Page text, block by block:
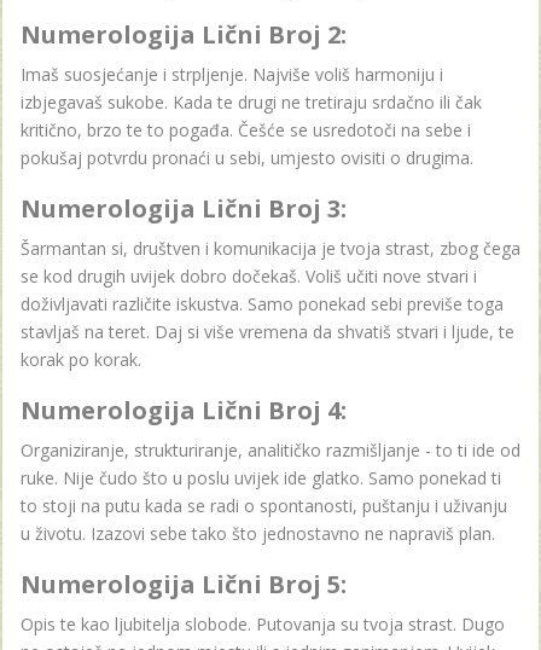
Numerologija Lični Broj 2:
Imaš suosjećanje i strpljenje. Najviše voliš harmoniju i
izbjegavaš sukobe. Kada te drugi ne tretiraju srdačno ili čak
kritično, brzo te to pogađa. Češće se usredotoči na sebe i
pokušaj potvrdu pronaći u sebi, umjesto ovisiti o drugima.
Numerologija Lični Broj 3:
Šarmantan si, društven i komunikacija je tvoja strast, zbog čega
se kod drugih uvijek dobro dočekaš. Voliš učiti nove stvari i
doživljavati različite iskustva. Samo ponekad sebi previše toga
stavljaš na teret. Daj si više vremena da shvatiš stvari i ljude, te
korak po korak.
Numerologija Lični Broj 4:
Organiziranje, strukturiranje, analitičko razmišljanje - to ti ide od
ruke. Nije čudo što u poslu uvijek ide glatko. Samo ponekad ti
to stoji na putu kada se radi o spontanosti, puštanju i uživanju
u životu. Izazovi sebe tako što jednostavno ne napraviš plan.
Numerologija Lični Broj 5:
Opis te kao ljubitelja slobode. Putovanja su tvoja strast. Dugo